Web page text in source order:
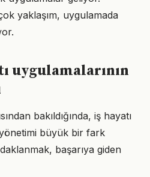
yaklaşım, uygulamada
uygulamalarının
bakıldığında, iş hayatı
büyük bir fark
başarıya giden